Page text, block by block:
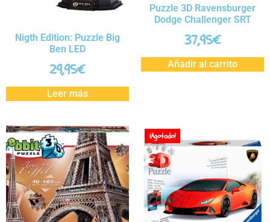
Nigth Edition: Puzzle Big
Ben LED
29,95€
Leer más
Puzzle 3D Ravensburger
Dodge Challenger SRT
37,95€
Añadir al carrito
¡Agotado!